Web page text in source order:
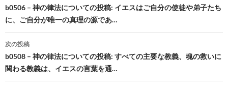
稿
ナ
ビ
ゲ
ー
b0506 – 神の律法についての投稿: イエスはご自分の使徒や弟子たち
に、ご自分が唯一の真理の源であ…
次の投稿
b0508 – 神の律法についての投稿: すべての主要な教義、魂の救いに
関わる教義は、イエスの言葉を通…